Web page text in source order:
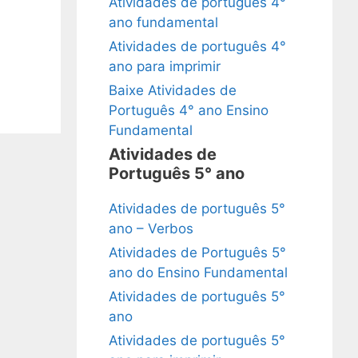
ano fundamental
Atividades de português 4°
ano para imprimir
Baixe Atividades de
Português 4° ano Ensino
Fundamental
Atividades de
Português 5° ano
Atividades de português 5°
ano – Verbos
Atividades de Português 5°
ano do Ensino Fundamental
Atividades de português 5°
ano
Atividades de português 5°